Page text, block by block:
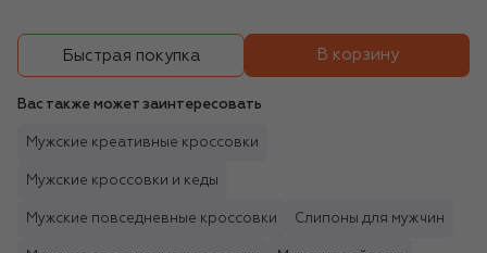
Быстрая покупка В корзину
Вас также может заинтересовать
Мужские креативные кроссовки
Мужские кроссовки и кеды
Мужские повседневные кроссовки Слипоны для мужчин